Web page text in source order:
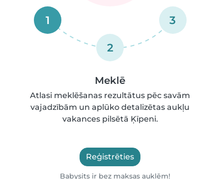
1
2
3
Meklē
Atlasi meklēšanas rezultātus pēc savām
vajadzībām un aplūko detalizētas aukļu
vakances pilsētā Ķīpeni.
Reģistrēties
Babysits ir bez maksas auklēm!